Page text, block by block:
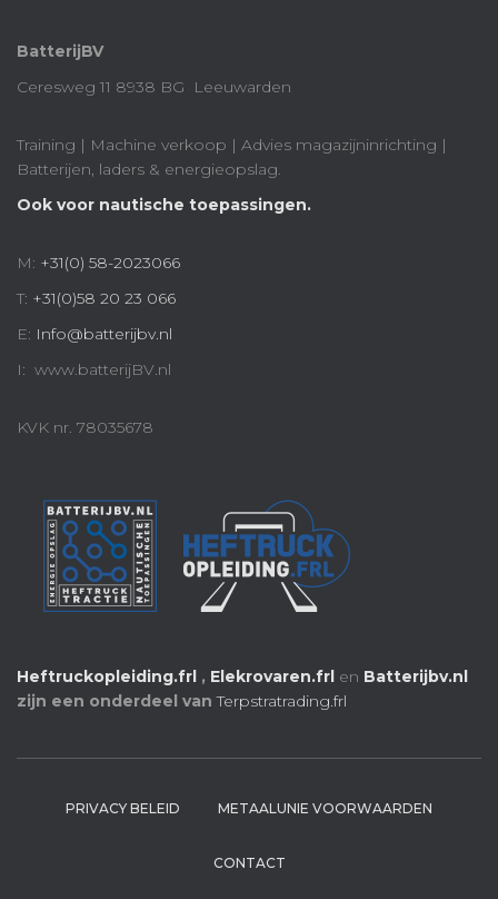
BatterijBV
Ceresweg 11 8938 BG Leeuwarden
Training | Machine verkoop | Advies magazijninrichting |
Batterijen, laders & energieopslag.
Ook voor nautische toepassingen.
M: +31(0) 58-2023066
T: +31(0)58 20 23 066
E: Info@batterijbv.nl
I: www.batterijBV.nl
KVK nr. 78035678
Heftruckopleiding.frl , Elekrovaren.frl en Batterijbv.nl
zijn een onderdeel vanTerpstratrading.frl
PRIVACY BELEID METAALUNIE VOORWAARDEN
CONTACT